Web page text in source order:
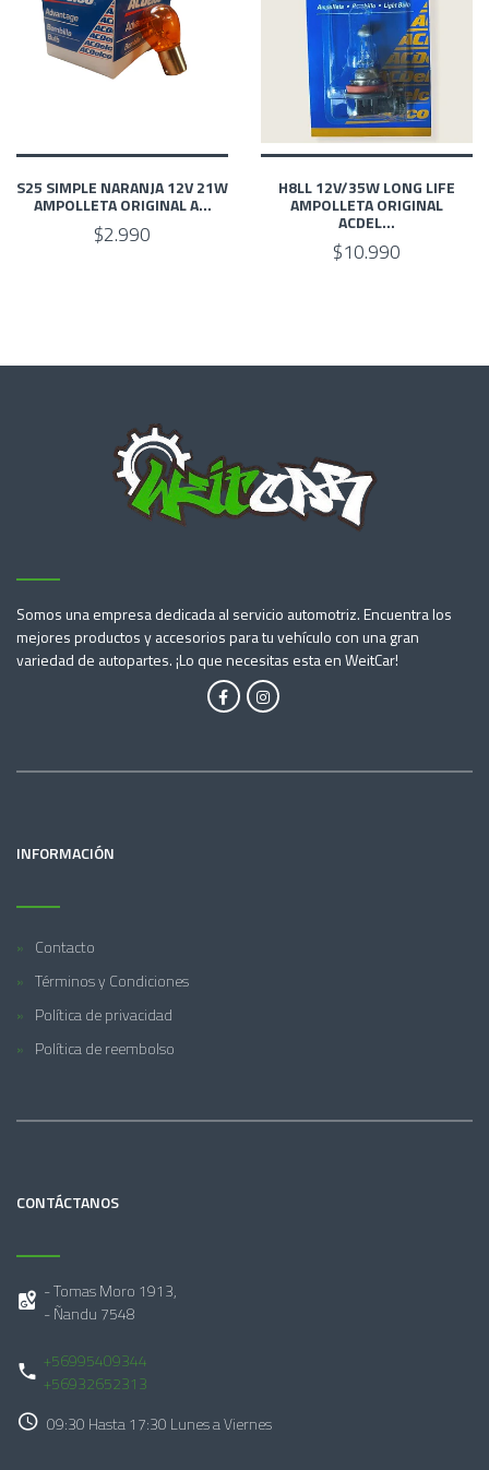
S25 SIMPLE NARANJA 12V 21W
AMPOLLETA ORIGINAL A...
$2.990
H8LL 12V/35W LONG LIFE
AMPOLLETA ORIGINAL
ACDEL...
$10.990
Somos una empresa dedicada al servicio automotriz. Encuentra los
mejores productos y accesorios para tu vehículo con una gran
variedad de autopartes. ¡Lo que necesitas esta en WeitCar!
INFORMACIÓN
Contacto
Términos y Condiciones
Política de privacidad
Política de reembolso
CONTÁCTANOS
- Tomas Moro 1913,
- Ñandu 7548
+56995409344
+56932652313
09:30 Hasta 17:30 Lunes a Viernes